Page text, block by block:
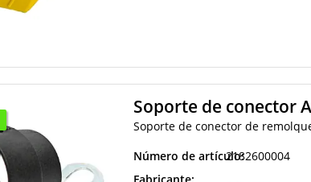
Soporte de conector
Soporte de conector de
Número de artículo:2182600004